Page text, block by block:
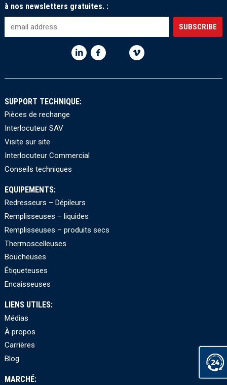
à nos newsletters gratuites. :
SUPPORT TECHNIQUE:
Pièces de rechange
Interlocuteur SAV
Visite sur site
Interlocuteur Commercial
Conseils techniques
EQUIPEMENTS:
Redresseurs – Dépileurs
Remplisseuses – liquides
Remplisseuses – produits secs
Thermoscelleuses
Boucheuses
Étiqueteuses
Encaisseuses
LIENS UTILES:
Médias
À propos
Carrières
Blog
MARCHÉ: